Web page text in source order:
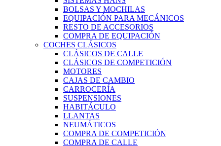
BOLSAS Y MOCHILAS
EQUIPACIÓN PARA MECÁNICOS
RESTO DE ACCESORIOS
COMPRA DE EQUIPACIÓN
COCHES CLÁSICOS
CLÁSICOS DE CALLE
CLÁSICOS DE COMPETICIÓN
MOTORES
CAJAS DE CAMBIO
CARROCERÍA
SUSPENSIONES
HABITÁCULO
LLANTAS
NEUMÁTICOS
COMPRA DE COMPETICIÓN
COMPRA DE CALLE